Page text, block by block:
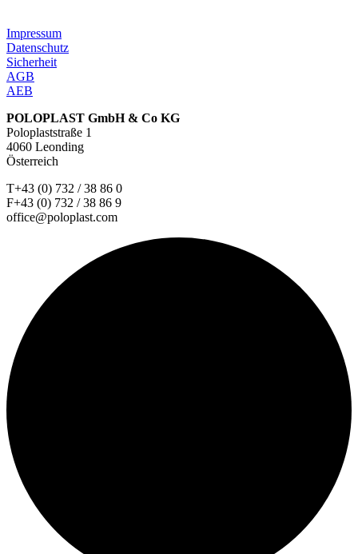
Impressum
Datenschutz
Sicherheit
AGB
AEB
POLOPLAST GmbH & Co KG
Poloplaststraße 1
4060 Leonding
Österreich
T+43 (0) 732 / 38 86 0
F+43 (0) 732 / 38 86 9
office@poloplast.com